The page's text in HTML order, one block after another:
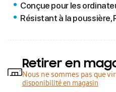
Conçue pour les
Résistant à la poussière,
Retirer en
Nous ne sommes pas que
disponibilité en magasin